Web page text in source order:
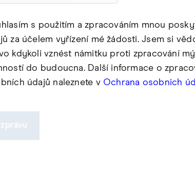
s použitím a zpracováním mnou
za účelem vyřízení mé žádosti. Jsem si
kdykoli vznést námitku proti zpracování
do budoucna. Další informace o
údajů naleznete v Ochrana osobnich